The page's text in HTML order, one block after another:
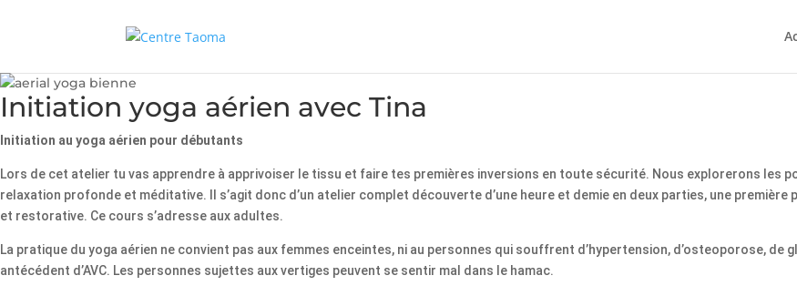
Initiation yoga aérien avec Tina
Initiation au yoga aérien pour débutants
Lors de cet atelier tu vas apprendre à apprivoiser le tissu et faire tes premières inversions en toute sécurité. Nous explorerons les
relaxation profonde et méditative. Il s’agit donc d’un atelier complet découverte d’une heure et demie en deux parties, une
et restorative. Ce cours s’adresse aux adultes.
La pratique du yoga aérien ne convient pas aux femmes enceintes, ni au personnes qui souffrent d’hypertension, d’osteoporose, de
antécédent d’AVC. Les personnes sujettes aux vertiges peuvent se sentir mal dans le hamac.